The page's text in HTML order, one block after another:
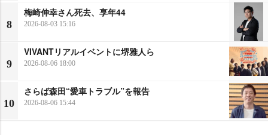
8
梅崎伸幸さん死去、享年44
2026-08-03 15:16
9
VIVANTリアルイベントに堺雅人ら
2026-08-06 18:00
10
さらば森田“愛車トラブル”を報告
2026-08-06 15:44